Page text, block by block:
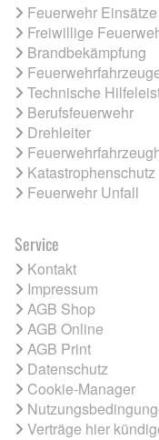
Feuerwehr Einsätze
Freiwillige
Brandbekämpfung
Technische
Berufsfeuerwehr
Drehleiter
Katastrophenschutz
Feuerwehr Unfall
Service
Kontakt
Impressum
AGB Shop
AGB Online
AGB Print
Datenschutz
Cookie-Manager
Verträge hier